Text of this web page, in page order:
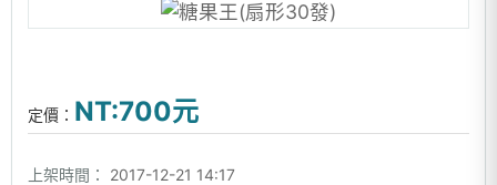
定價： NT:700元
上架時間：
2017-12-21 14:17